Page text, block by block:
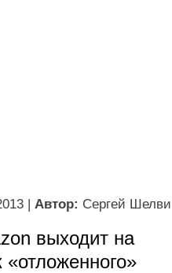
| Автор: Сергей